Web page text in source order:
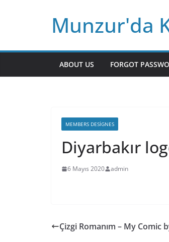
Munzur'da
ABOUT US FORGOT
MEMBERS DESIGNES
Diyarbakır
6 Mayıs 2020 admin
Çizgi Romanım – My Comic